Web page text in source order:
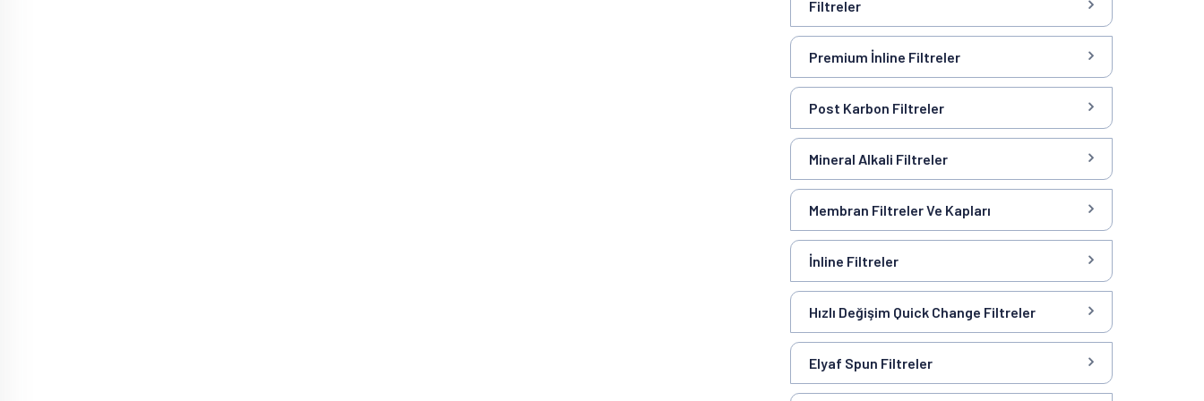
Filtreler
Premium İnline Filtreler
Post Karbon Filtreler
Mineral Alkali Filtreler
Membran Filtreler Ve Kapları
İnline Filtreler
Hızlı Değişim Quick Change Filtreler
Elyaf Spun Filtreler